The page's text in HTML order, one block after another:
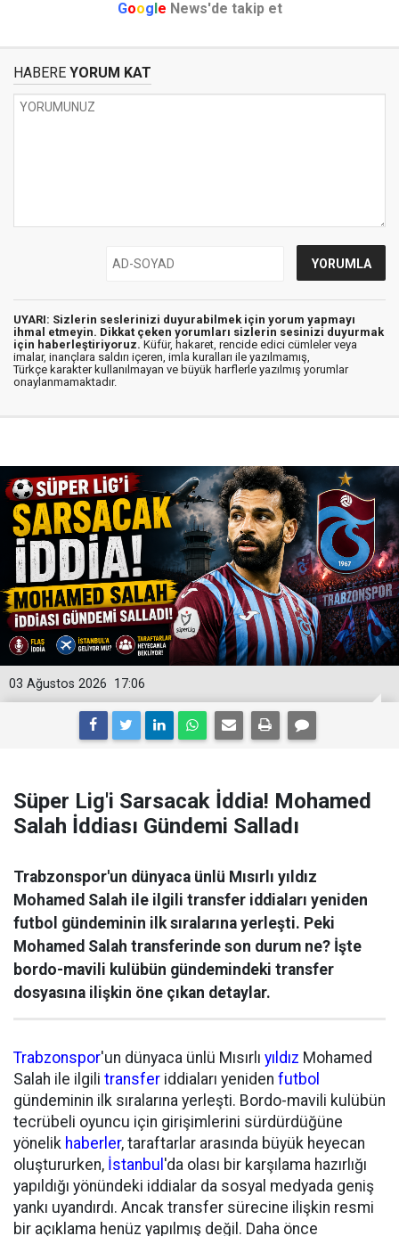
Google News'de takip et
HABERE YORUM KAT
UYARI: Sizlerin seslerinizi duyurabilmek için yorum yapmayı
ihmal etmeyin. Dikkat çeken yorumları sizlerin sesinizi duyurmak
için haberleştiriyoruz. Küfür, hakaret, rencide edici cümleler veya
imalar, inançlara saldırı içeren, imla kuralları ile yazılmamış,
Türkçe karakter kullanılmayan ve büyük harflerle yazılmış yorumlar
onaylanmamaktadır.
17:06
03 Ağustos 2026
Süper Lig'i Sarsacak İddia! Mohamed
Salah İddiası Gündemi Salladı
Trabzonspor'un dünyaca ünlü Mısırlı yıldız
Mohamed Salah ile ilgili transfer iddiaları yeniden
futbol gündeminin ilk sıralarına yerleşti. Peki
Mohamed Salah transferinde son durum ne? İşte
bordo-mavili kulübün gündemindeki transfer
dosyasına ilişkin öne çıkan detaylar.
Trabzonspor'un dünyaca ünlü Mısırlı yıldız Mohamed
Salah ile ilgili transfer iddiaları yeniden futbol
gündeminin ilk sıralarına yerleşti. Bordo-mavili kulübün
tecrübeli oyuncu için girişimlerini sürdürdüğüne
yönelik haberler, taraftarlar arasında büyük heyecan
oluştururken, İstanbul 'da olası bir karşılama hazırlığı
yapıldığı yönündeki iddialar da sosyal medyada geniş
yankı uyandırdı. Ancak transfer sürecine ilişkin resmi
bir açıklama henüz yapılmış değil. Daha önce